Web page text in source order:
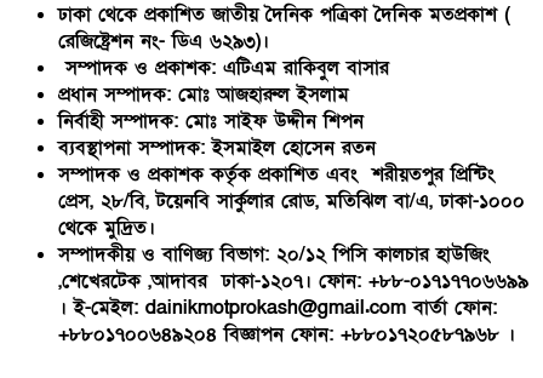
ঢাকা থেকে প্রকাশিত জাতীয় দৈনিক পত্রিকা দৈনিক মতপ্রকাশ (
রেজিষ্ট্রেশন নং- ডিএ ৬২৯৩)।
সম্পাদক ও প্রকাশক: এটিএম রাকিবুল বাসার
প্রধান সম্পাদক: মোঃ আজহারুল ইসলাম
নির্বাহী সম্পাদক: মোঃ সাইফ উদ্দীন শিপন
ব্যবস্থাপনা সম্পাদক: ইসমাইল হোসেন রতন
সম্পাদক ও প্রকাশক কর্তৃক প্রকাশিত এবং শরীয়তপুর প্রিন্টিং
প্রেস, ২৮/বি, টয়েনবি সার্কুলার রোড, মতিঝিল বা/এ, ঢাকা-১০০০
থেকে মুদ্রিত।
সম্পাদকীয় ও বাণিজ্য বিভাগ: ২০/১২ পিসি কালচার হাউজিং
,শেখেরটেক ,আদাবর ঢাকা-১২০৭। ফোন: +৮৮-০১৭১৭৭০৬৬৯৯
। ই-মেইল: dainikmotprokash@gmail.com বার্তা ফোন:
+৮৮০১৭০০৬৪৯২০৪ বিজ্ঞাপন ফোন: +৮৮০১৭২০৫৮৭৯৬৮ ।